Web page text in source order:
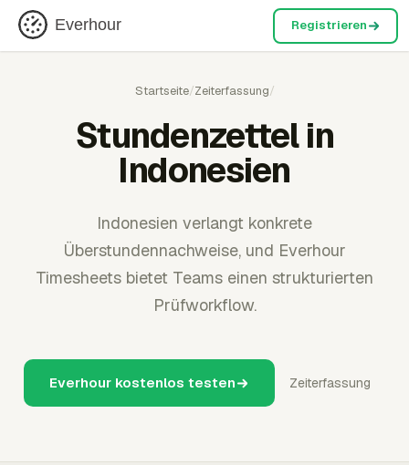
Everhour Registrieren
Startseite/Zeiterfassung/
Stundenzettel in
Indonesien
Indonesien verlangt konkrete
Überstundennachweise, und Everhour
Timesheets bietet Teams einen strukturierten
Prüfworkflow.
Everhour kostenlos testen Zeiterfassung